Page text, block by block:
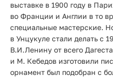
выставке в 1900 году в
во Франции и Англии в то
специальные мастерские.
в Унцукуле стали делать с
В.И.Ленину от всего
и М. Кебедов изготовили
орнамент был подобран с